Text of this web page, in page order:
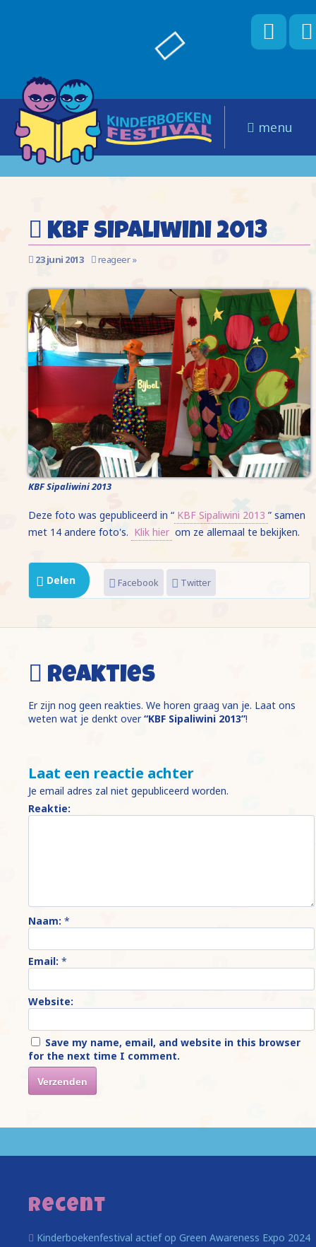
menu
KBF Sipaliwini 2013
23 juni 2013 reageer »
KBF Sipaliwini 2013
Deze foto was gepubliceerd in “ KBF Sipaliwini 2013 ” samen
met 14 andere foto's. Klik hier om ze allemaal te bekijken.
Delen Facebook Twitter
Reakties
Er zijn nog geen reakties. We horen graag van je. Laat ons
weten wat je denkt over“KBF Sipaliwini 2013”!
Laat een reactie achter
Je email adres zal niet gepubliceerd worden.
Reaktie:
Naam: *
Email: *
Website:
Save my name, email, and website in this browser
for the next time I comment.
Recent
Kinderboekenfestival actief op Green Awareness Expo 2024